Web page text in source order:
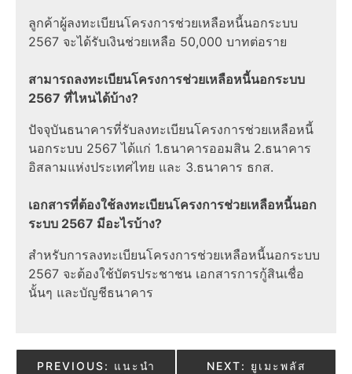
ลูกค้าผู้ลงทะเบียนโครงการช่วยเหลือหนี้นอกระบบ
2567 จะได้รับเงินช่วยเหลือ 50,000 บาทต่อราย
สามารถลงทะเบียนโครงการช่วยเหลือหนี้นอกระบบ
2567 ที่ไหนได้บ้าง?
ปัจจุบันธนาคารที่รับลงทะเบียนโครงการช่วยเหลือหนี้
นอกระบบ 2567 ได้แก่ 1.ธนาคารออมสิน 2.ธนาคาร
อิสลามแห่งประเทศไทย และ 3.ธนาคาร ธกส.
เอกสารที่ต้องใช้ลงทะเบียนโครงการช่วยเหลือหนี้นอก
ระบบ 2567 มีอะไรบ้าง?
สำหรับการลงทะเบียนโครงการช่วยเหลือหนี้นอกระบบ
2567 จะต้องใช้บัตรประชาชน เอกสารการกู้สินเชื่อ
นั้นๆ และบัญชีธนาคาร
Post
PREVIOUS: แนะนำ
NEXT: ยูเมะพลัส